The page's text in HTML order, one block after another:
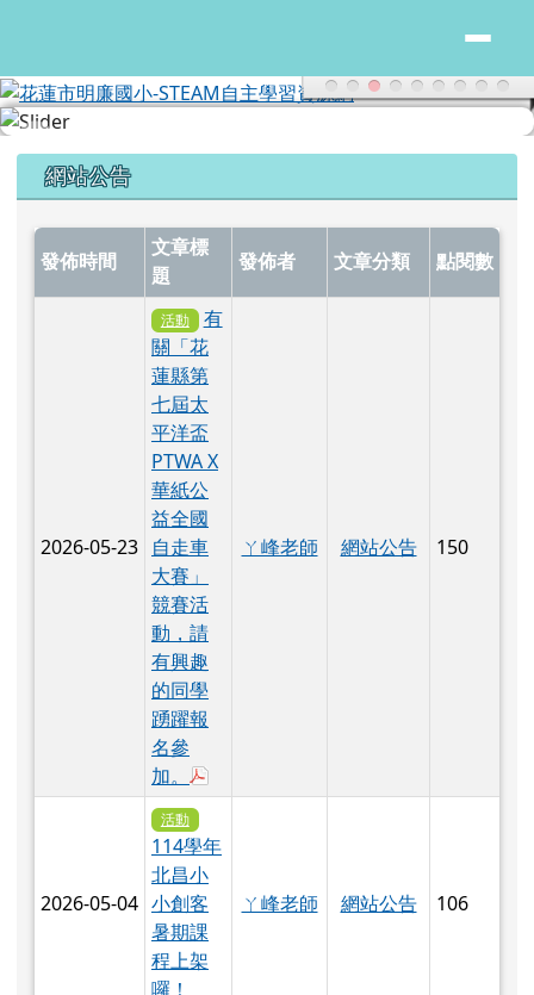
上中區域內容
網站公告
發佈時間
文章標
題
發佈者 文章分類 點閱數
2026-05-23
活動
有
關「花
蓮縣第
七屆太
平洋盃
PTWA X
華紙公
益全國
自走車
大賽」
競賽活
動，請
有興趣
的同學
踴躍報
名參
加。
ㄚ峰老師 網站公告 150
2026-05-04
活動
114學年
北昌小
小創客
暑期課
程上架
囉！
ㄚ峰老師 網站公告 106
頁尾區域